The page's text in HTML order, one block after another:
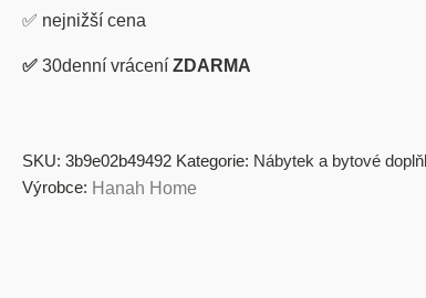
✅ nejnižší cena
✅ 30denní vrácení ZDARMA
SKU: 3b9e02b49492 Kategorie: Nábytek a bytové
Výrobce: Hanah Home